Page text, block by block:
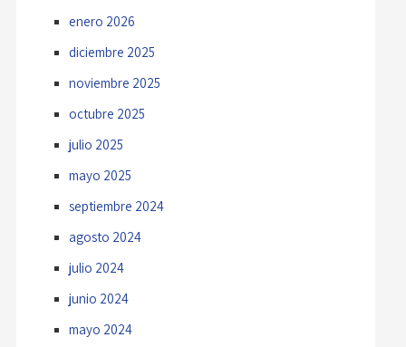
enero 2026
diciembre 2025
noviembre 2025
octubre 2025
julio 2025
mayo 2025
septiembre 2024
agosto 2024
julio 2024
junio 2024
mayo 2024